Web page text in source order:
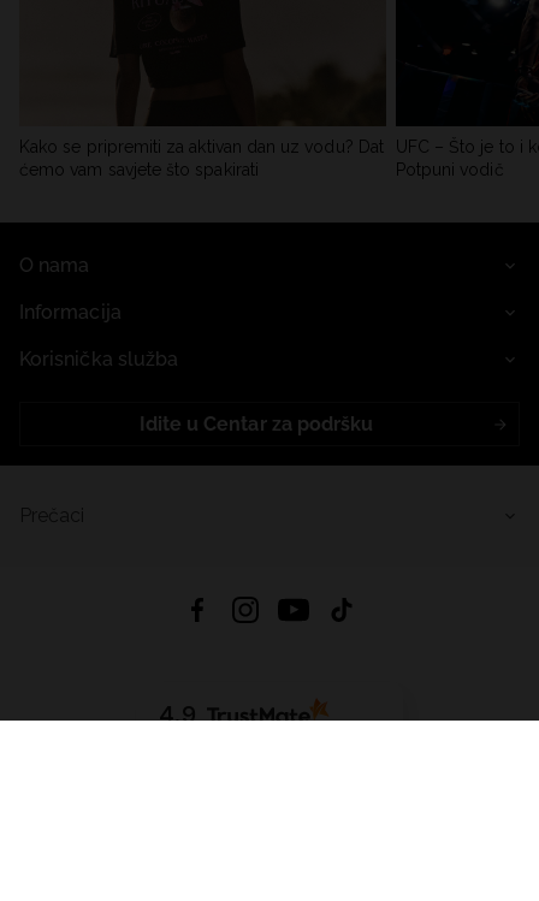
Kako se pripremiti za aktivan dan uz vodu? Dat
ćemo vam savjete što spakirati
UFC – Što je to i
Potpuni vodič
O nama
Informacija
Korisnička služba
Idite u Centar za podršku
4.9